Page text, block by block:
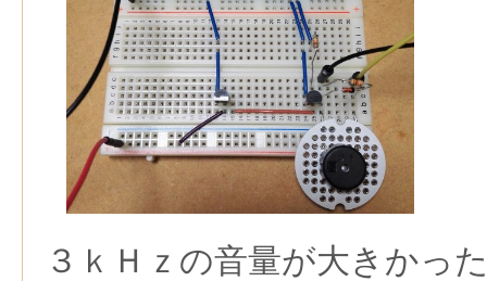
３ｋＨｚの音量が大きかっ